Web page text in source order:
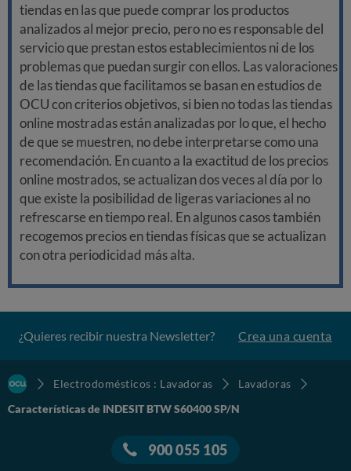
tiendas en las que puede comprar los productos
analizados al mejor precio, pero no es responsable del
servicio que prestan estos establecimientos ni de los
problemas que puedan surgir con ellos. Las valoraciones
de las tiendas que facilitamos se basan en estudios de
OCU con criterios objetivos, si bien no todas las tiendas
online mostradas están analizadas por lo que, el hecho
de que se muestren, no debe interpretarse como una
recomendación. En cuanto a la exactitud de los precios
online mostrados, se actualizan dos veces al día por lo
que existe la posibilidad de ligeras variaciones al no
refrescarse en tiempo real. En algunos casos también
recogemos precios en tiendas físicas que se actualizan
con otra periodicidad más alta.
¿Quieres recibir nuestra Newsletter? Crea una cuenta
Electrodomésticos : Lavadoras
Lavadoras
Características de INDESIT BTW S60400 SP/N
900 055 105